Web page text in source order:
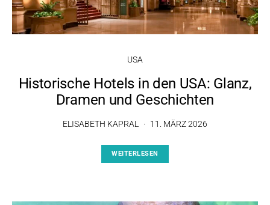
USA
Historische Hotels in den USA: Glanz,
Dramen und Geschichten
ELISABETH KAPRAL 11. MÄRZ 2026
WEITERLESEN